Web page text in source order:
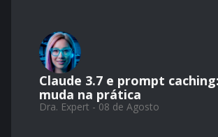
Claude 3.7 e prompt
muda na prática
Dra. Expert - 08 de Agosto